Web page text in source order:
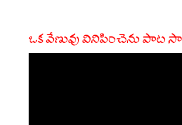
ఒక వేణువు వినిపించెను పాట